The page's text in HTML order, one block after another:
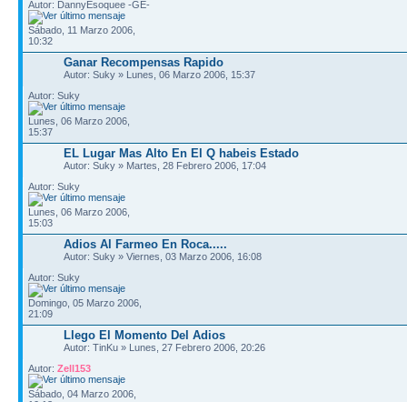
Autor: DannyEsoquee -GE-
Sábado, 11 Marzo 2006,
10:32
Ganar Recompensas Rapido
Autor: Suky » Lunes, 06 Marzo 2006, 15:37
Autor: Suky
Lunes, 06 Marzo 2006,
15:37
EL Lugar Mas Alto En El Q habeis Estado
Autor: Suky » Martes, 28 Febrero 2006, 17:04
Autor: Suky
Lunes, 06 Marzo 2006,
15:03
Adios Al Farmeo En Roca.....
Autor: Suky » Viernes, 03 Marzo 2006, 16:08
Autor: Suky
Domingo, 05 Marzo 2006,
21:09
Llego El Momento Del Adios
Autor: TinKu » Lunes, 27 Febrero 2006, 20:26
Autor: Zell153
Sábado, 04 Marzo 2006,